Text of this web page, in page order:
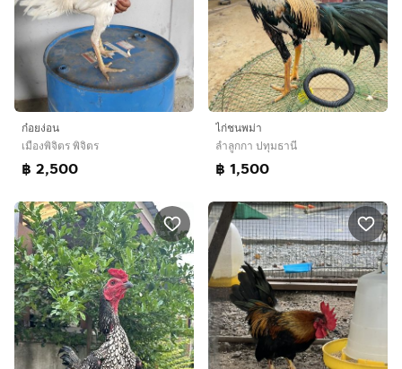
ก๋อยง่อน
เมืองพิจิตร พิจิตร
฿ 2,500
ไก่ชนพม่า
ลำลูกกา ปทุมธานี
฿ 1,500